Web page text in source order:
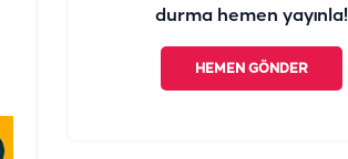
durma hemen yayınla!
HEMEN GÖNDER